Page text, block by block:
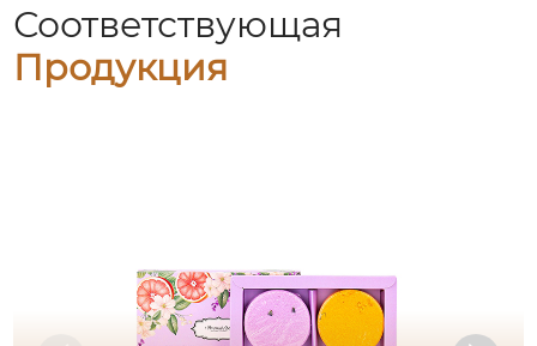
Соответствующая
Продукция